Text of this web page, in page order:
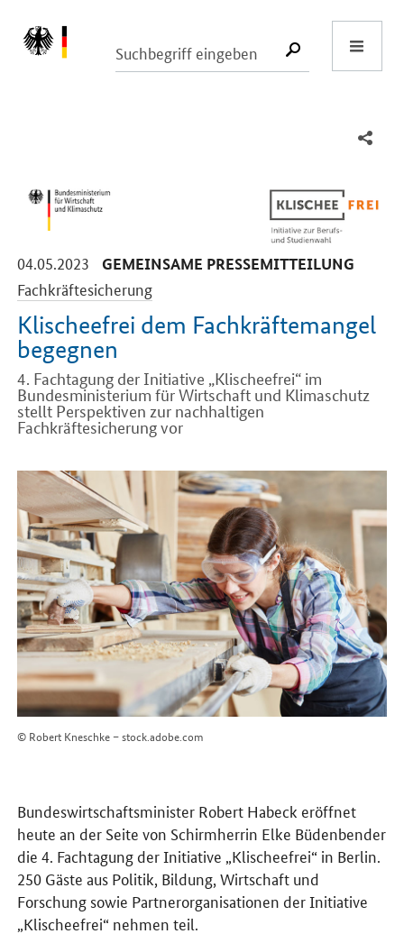
SUCHE
04.05.2023 -
GEMEINSAME PRESSEMITTEILUNG
Fachkräftesicherung
Klischeefrei dem Fachkräftemangel
begegnen
4. Fachtagung der Initiative „Klischeefrei“ im
Bundesministerium für Wirtschaft und Klimaschutz
stellt Perspektiven zur nachhaltigen
Fachkräftesicherung vor
© Robert Kneschke – stock.adobe.com
Bundeswirtschaftsminister Robert Habeck eröffnet
heute an der Seite von Schirmherrin Elke Büdenbender
die 4. Fachtagung der Initiative „Klischeefrei“ in Berlin.
250 Gäste aus Politik, Bildung, Wirtschaft und
Forschung sowie Partnerorganisationen der Initiative
„Klischeefrei“ nehmen teil.